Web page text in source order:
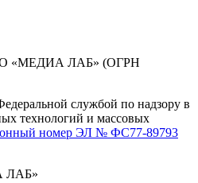
«МЕДИА ЛАБ» (ОГРН
службой по надзору в
технологий и массовых
номер ЭЛ № ФС77-89793
ЛАБ»